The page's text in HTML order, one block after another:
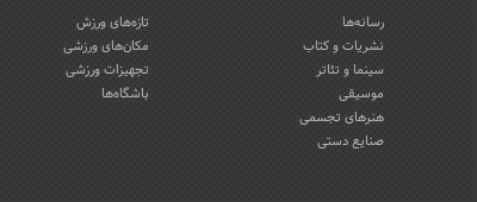
رسانه‌ها
نشریات و کتاب
سینما و تئاتر
موسیقی
هنرهای تجسمی
صنایع دستی
تازه‌های ورزش
مکان‌های ورزشی
تجهیزات ورزشی
باشگاه‌ها